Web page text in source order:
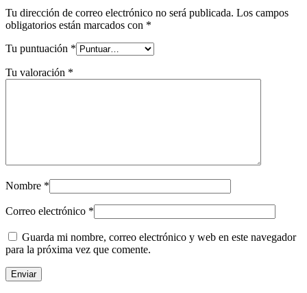
Tu dirección de correo electrónico no será publicada. Los campos
obligatorios están marcados con *
Tu puntuación *
Tu valoración *
Nombre *
Correo electrónico *
Guarda mi nombre, correo electrónico y web en este navegador
para la próxima vez que comente.